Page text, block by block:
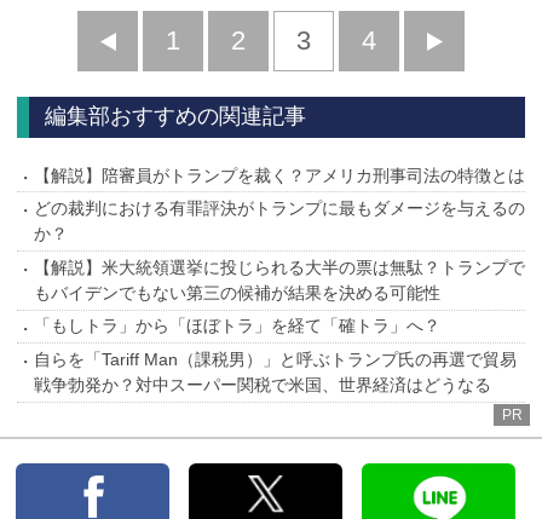
前
へ
1 2 3 4
へ
編集部おすすめの関連記事
【解説】陪審員がトランプを裁く？アメリカ刑事司法の特徴とは
どの裁判における有罪評決がトランプに最もダメージを与えるの
か？
【解説】米大統領選挙に投じられる大半の票は無駄？トランプで
もバイデンでもない第三の候補が結果を決める可能性
「もしトラ」から「ほぼトラ」を経て「確トラ」へ？
自らを「Tariff Man（課税男）」と呼ぶトランプ氏の再選で貿易
戦争勃発か？対中スーパー関税で米国、世界経済はどうなる
PR